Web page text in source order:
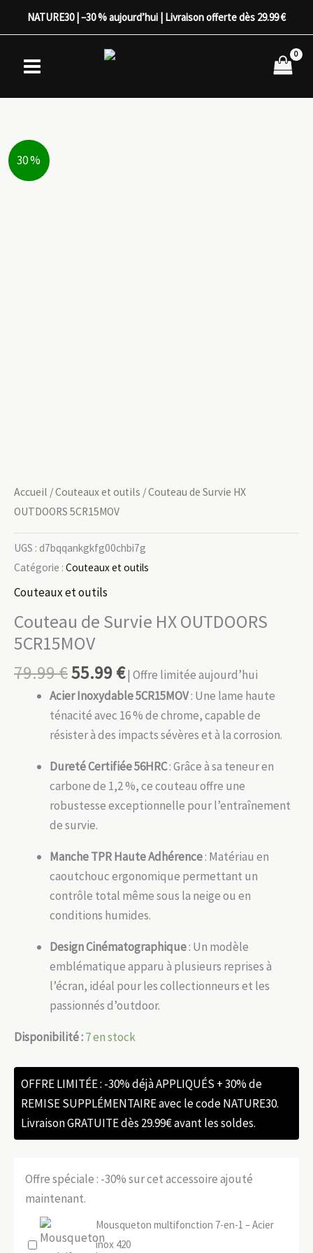
NATURE30 | –30 % aujourd’hui | Livraison offerte dès 29.99 €
30 %
Accueil /Couteaux et outils / Couteau de Survie HX
OUTDOORS 5CR15MOV
UGS : d7bqqankgkfg00chbi7g
Catégorie : Couteaux et outils
Couteaux et outils
Couteau de Survie HX OUTDOORS
5CR15MOV
79.99€55.99€| Offre limitée aujourd’hui
Acier Inoxydable 5CR15MOV: Une lame haute
ténacité avec 16 % de chrome, capable de
résister à des impacts sévères et à la corrosion.
Dureté Certifiée 56HRC: Grâce à sa teneur en
carbone de 1,2 %, ce couteau offre une
robustesse exceptionnelle pour l’entraînement
de survie.
Manche TPR Haute Adhérence: Matériau en
caoutchouc ergonomique permettant un
contrôle total même sous la neige ou en
conditions humides.
Design Cinématographique: Un modèle
emblématique apparu à plusieurs reprises à
l’écran, idéal pour les collectionneurs et les
passionnés d’outdoor.
Disponibilité :7 en stock
OFFRE LIMITÉE : -30% déjà APPLIQUÉS + 30% de
REMISE SUPPLÉMENTAIRE avec le code NATURE30.
Livraison GRATUITE dès 29.99€ avant les soldes.
Offre spéciale : -30% sur cet accessoire ajouté
maintenant.
Mousqueton multifonction 7-en-1 – Acier
inox 420